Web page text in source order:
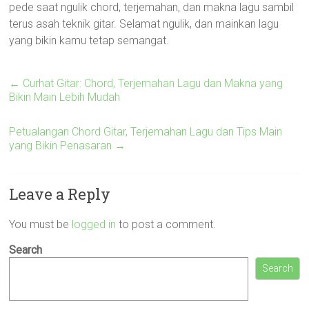
pede saat ngulik chord, terjemahan, dan makna lagu sambil
terus asah teknik gitar. Selamat ngulik, dan mainkan lagu
yang bikin kamu tetap semangat.
← Curhat Gitar: Chord, Terjemahan Lagu dan Makna yang
Bikin Main Lebih Mudah
Petualangan Chord Gitar, Terjemahan Lagu dan Tips Main
yang Bikin Penasaran →
Leave a Reply
You must be logged in to post a comment.
Search
Search